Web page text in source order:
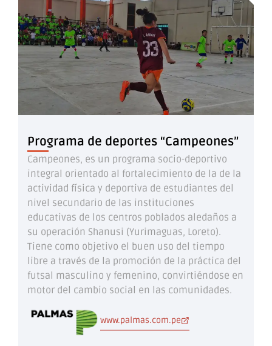
Programa de deportes “Campeones”
Campeones, es un programa socio-deportivo
integral orientado al fortalecimiento de la de la
actividad física y deportiva de estudiantes del
nivel secundario de las instituciones
educativas de los centros poblados aledaños a
su operación Shanusi (Yurimaguas, Loreto).
Tiene como objetivo el buen uso del tiempo
libre a través de la promoción de la práctica del
futsal masculino y femenino, convirtiéndose en
motor del cambio social en las comunidades.
www.palmas.com.pe